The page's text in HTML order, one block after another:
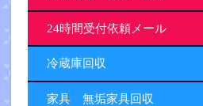
24時間受付依頼メール
冷蔵庫回収
家具 無垢家具回収